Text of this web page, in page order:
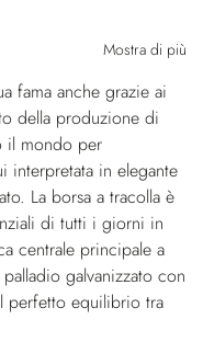
Mostra di più
fama anche grazie ai
della produzione di
il mondo per
interpretata in elegante
La borsa a tracolla è
di tutti i giorni in
centrale principale a
galvanizzato con
perfetto equilibrio tra